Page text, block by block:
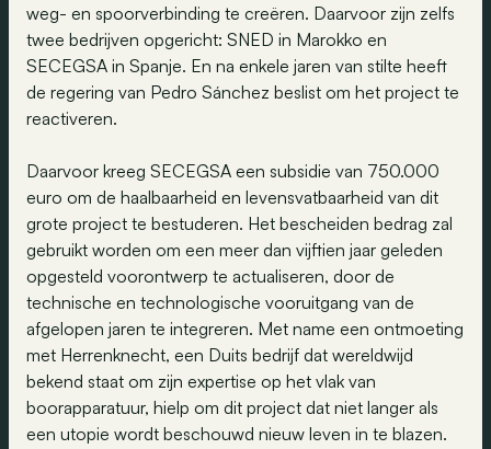
weg- en spoorverbinding te creëren. Daarvoor zijn zelfs
twee bedrijven opgericht: SNED in Marokko en
SECEGSA in Spanje. En na enkele jaren van stilte heeft
de regering van Pedro Sánchez beslist om het project te
reactiveren.
Daarvoor kreeg SECEGSA een subsidie van 750.000
euro om de haalbaarheid en levensvatbaarheid van dit
grote project te bestuderen. Het bescheiden bedrag zal
gebruikt worden om een meer dan vijftien jaar geleden
opgesteld voorontwerp te actualiseren, door de
technische en technologische vooruitgang van de
afgelopen jaren te integreren. Met name een ontmoeting
met Herrenknecht, een Duits bedrijf dat wereldwijd
bekend staat om zijn expertise op het vlak van
boorapparatuur, hielp om dit project dat niet langer als
een utopie wordt beschouwd nieuw leven in te blazen.